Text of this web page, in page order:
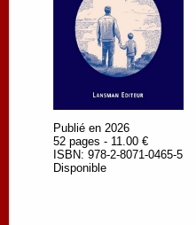
Publié en 2026
52 pages - 11.00 €
ISBN: 978-2-8071-0465-5
Disponible